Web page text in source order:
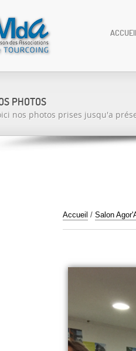
ACCUEIL
PHOTOS
nos photos prises jusqu'a
Accueil / Salon